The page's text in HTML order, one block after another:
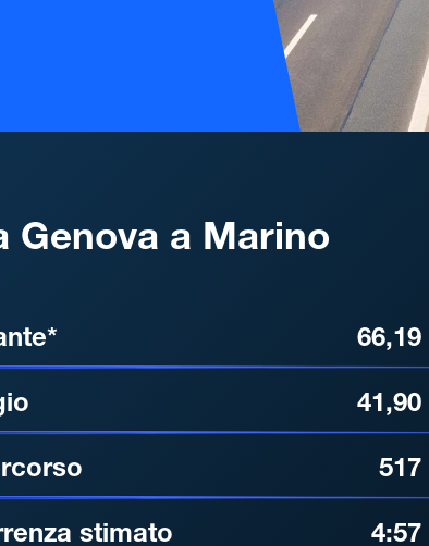
Genova a Marino
66,19
41,90
517
stimato 4:57